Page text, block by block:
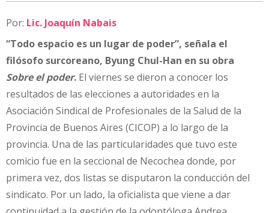
Por: Lic. Joaquín Nabais
“Todo espacio es un lugar de poder”, señala el
filósofo surcoreano, Byung Chul-Han en su obra
Sobre el poder. El viernes se dieron a conocer los
resultados de las elecciones a autoridades en la
Asociación Sindical de Profesionales de la Salud de la
Provincia de Buenos Aires (CICOP) a lo largo de la
provincia. Una de las particularidades que tuvo este
comicio fue en la seccional de Necochea donde, por
primera vez, dos listas se disputaron la conducción del
sindicato. Por un lado, la oficialista que viene a dar